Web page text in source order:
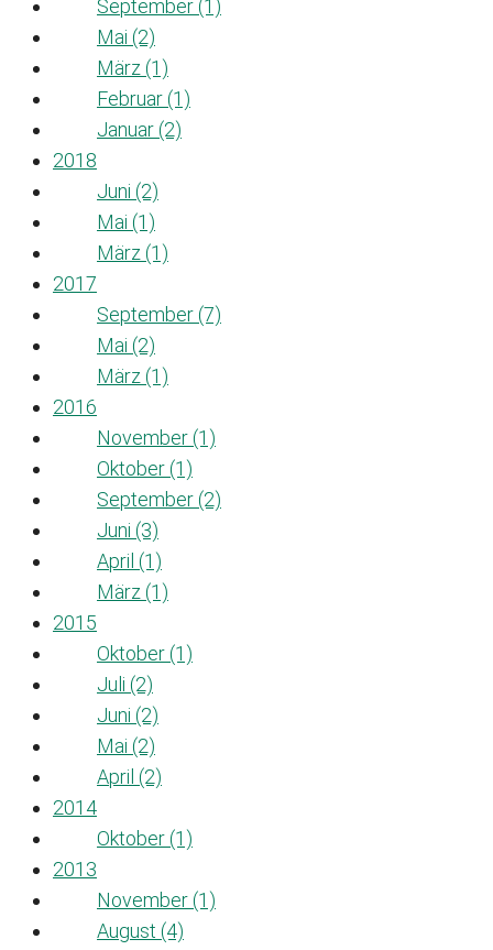
September (1)
Mai (2)
März (1)
Februar (1)
Januar (2)
2018
Juni (2)
Mai (1)
März (1)
2017
September (7)
Mai (2)
März (1)
2016
November (1)
Oktober (1)
September (2)
Juni (3)
April (1)
März (1)
2015
Oktober (1)
Juli (2)
Juni (2)
Mai (2)
April (2)
2014
Oktober (1)
2013
November (1)
August (4)